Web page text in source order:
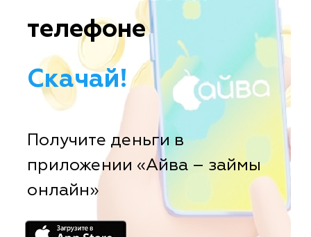
телефоне
Скачай!
Получите деньги в
приложении «Айва – займы
онлайн»